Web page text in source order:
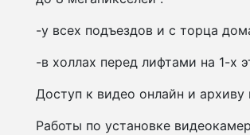
-у всех подъездов и с торца
-в холлах перед лифтами на 1-х
Доступ к видео онлайн и
Работы по установке